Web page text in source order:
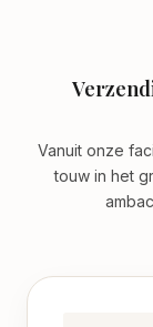
Vanuit onze
touw in het